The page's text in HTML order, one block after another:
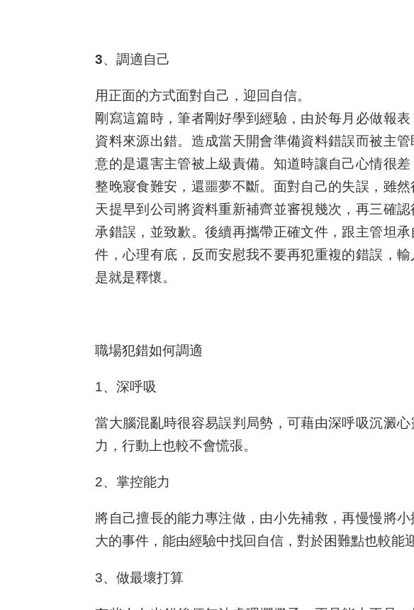
3、調適自己
用正面的方式面對自己，迎回自信。
剛寫這篇時，筆者剛好學到經驗，由於每月必做報
資料來源出錯。造成當天開會準備資料錯誤而被主
意的是還害主管被上級責備。知道時讓自己心情很
整晚寢食難安，還噩夢不斷。面對自己的失誤，雖
天提早到公司將資料重新補齊並審視幾次，再三確
承錯誤，並致歉。後續再攜帶正確文件，跟主管坦
件，心理有底，反而安慰我不要再犯重複的錯誤，
是就是釋懷。
職場犯錯如何調適
1、深呼吸
當大腦混亂時很容易誤判局勢，可藉由深呼吸沉澱
力，行動上也較不會慌張。
2、掌控能力
將自己擅長的能力專注做，由小先補救，再慢慢將
大的事件，能由經驗中找回自信，對於困難點也較能
3、做最壞打算